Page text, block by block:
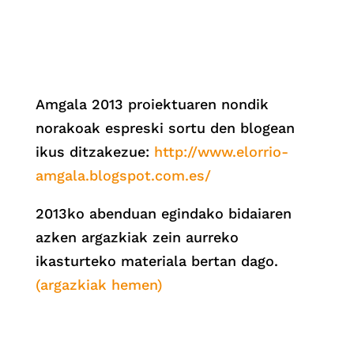
Amgala 2013 proiektuaren nondik
norakoak espreski sortu den blogean
ikus ditzakezue: http://www.elorrio-
amgala.blogspot.com.es/
2013ko abenduan egindako bidaiaren
azken argazkiak zein aurreko
ikasturteko materiala bertan dago.
(argazkiak hemen)